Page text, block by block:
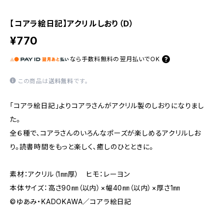
【コアラ絵日記】アクリルしおり（D）
¥770
なら 手数料無料の 翌月払いでOK
この商品は送料無料です。
「コアラ絵日記」よりコアラさんがアクリル製のしおりになりまし
た。
全６種で、コアラさんのいろんなポーズが楽しめるアクリルしお
り。読書時間をもっと楽しく、癒しのひとときに。
素材：アクリル（1㎜厚） ヒモ：レーヨン
本体サイズ：高さ90㎜（以内）×幅40㎜（以内）×厚さ1㎜
©︎ゆあみ・KADOKAWA／コアラ絵日記